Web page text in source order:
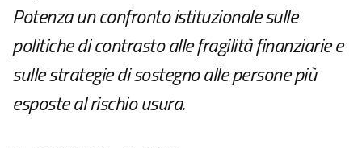
Potenza un confronto istituzionale sulle
politiche di contrasto alle fragilità finanziarie e
sulle strategie di sostegno alle persone più
esposte al rischio usura.